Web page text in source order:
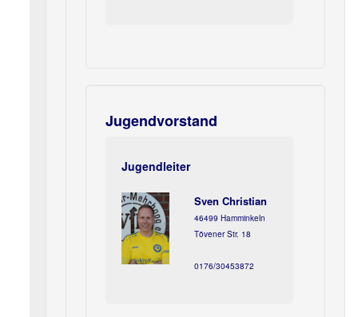
Jugendvorstand
Jugendleiter
Sven Christian
46499 Hamminkeln
Tövener Str. 18
0176/30453872